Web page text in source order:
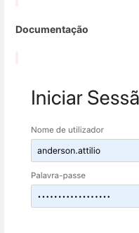
Documentação